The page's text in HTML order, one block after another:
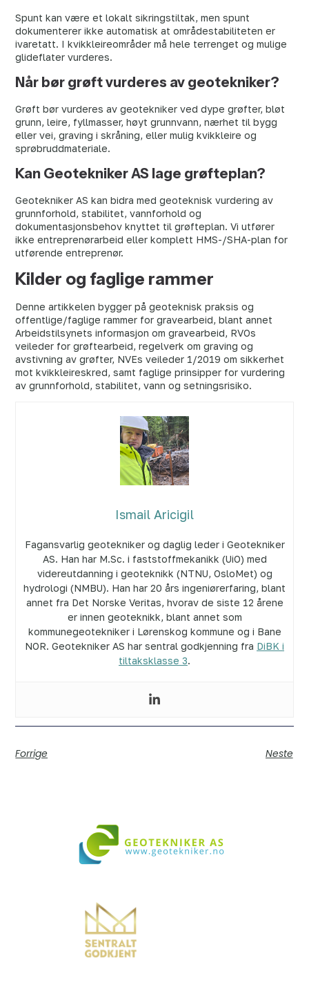
Spunt kan være et lokalt sikringstiltak, men spunt
dokumenterer ikke automatisk at områdestabiliteten er
ivaretatt. I kvikkleireområder må hele terrenget og mulige
glideflater vurderes.
Når bør grøft vurderes av geotekniker?
Grøft bør vurderes av geotekniker ved dype grøfter, bløt
grunn, leire, fyllmasser, høyt grunnvann, nærhet til bygg
eller vei, graving i skråning, eller mulig kvikkleire og
sprøbruddmateriale.
Kan Geotekniker AS lage grøfteplan?
Geotekniker AS kan bidra med geoteknisk vurdering av
grunnforhold, stabilitet, vannforhold og
dokumentasjonsbehov knyttet til grøfteplan. Vi utfører
ikke entreprenørarbeid eller komplett HMS-/SHA-plan for
utførende entreprenør.
Kilder og faglige rammer
Denne artikkelen bygger på geoteknisk praksis og
offentlige/faglige rammer for gravearbeid, blant annet
Arbeidstilsynets informasjon om gravearbeid, RVOs
veileder for grøftearbeid, regelverk om graving og
avstivning av grøfter, NVEs veileder 1/2019 om sikkerhet
mot kvikkleireskred, samt faglige prinsipper for vurdering
av grunnforhold, stabilitet, vann og setningsrisiko.
Ismail Aricigil
Fagansvarlig geotekniker og daglig leder i Geotekniker
AS. Han har M.Sc. i faststoffmekanikk (UiO) med
videreutdanning i geoteknikk (NTNU, OsloMet) og
hydrologi (NMBU). Han har 20 års ingeniørerfaring, blant
annet fra Det Norske Veritas, hvorav de siste 12 årene
er innen geoteknikk, blant annet som
kommunegeotekniker i Lørenskog kommune og i Bane
NOR. Geotekniker AS har sentral godkjenning fra DiBK i
tiltaksklasse 3.
Forrige Neste